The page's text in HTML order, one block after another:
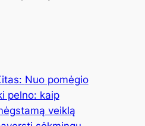
Nuo pomėgio
pelno: kaip
veiklą